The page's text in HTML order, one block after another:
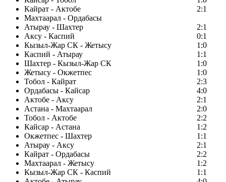
Кайрат - Актобе
2:1
Махтаарал - Ордабасы
Атырау - Шахтер
2:1
Аксу - Каспий
0:1
Кызыл-Жар СК - Жетысу
1:0
Каспий - Атырау
1:1
Шахтер - Кызыл-Жар СК
1:0
Жетысу - Окжетпес
1:0
Тобол - Кайрат
2:3
Ордабасы - Кайсар
4:0
Актобе - Аксу
2:1
Астана - Махтаарал
2:0
Тобол - Актобе
2:2
Кайсар - Астана
1:2
Окжетпес - Шахтер
1:1
Атырау - Аксу
2:1
Кайрат - Ордабасы
2:2
Махтаарал - Жетысу
1:2
Кызыл-Жар СК - Каспий
1:1